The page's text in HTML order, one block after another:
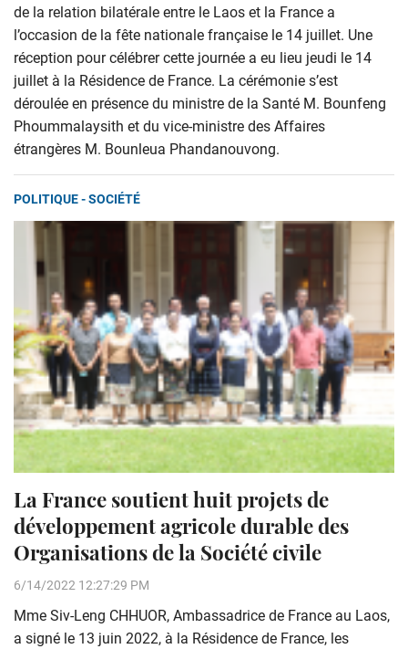
de la relation bilatérale entre le Laos et la France a
l’occasion de la fête nationale française le 14 juillet. Une
réception pour célébrer cette journée a eu lieu jeudi le 14
juillet à la Résidence de France. La cérémonie s’est
déroulée en présence du ministre de la Santé M. Bounfeng
Phoummalaysith et du vice-ministre des Affaires
étrangères M. Bounleua Phandanouvong.
POLITIQUE - SOCIÉTÉ
La France soutient huit projets de
développement agricole durable des
Organisations de la Société civile
6/14/2022 12:27:29 PM
Mme Siv-Leng CHHUOR, Ambassadrice de France au Laos,
a signé le 13 juin 2022, à la Résidence de France, les